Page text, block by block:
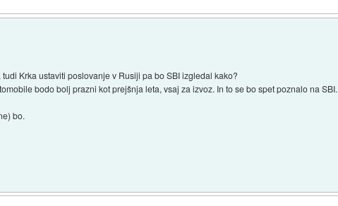
Krka ustaviti poslovanje v Rusiji pa bo SBI izgledal kako?
bodo bolj prazni kot prejšnja leta, vsaj za izvoz. In to se bo spet poznalo na SBI.
bo.